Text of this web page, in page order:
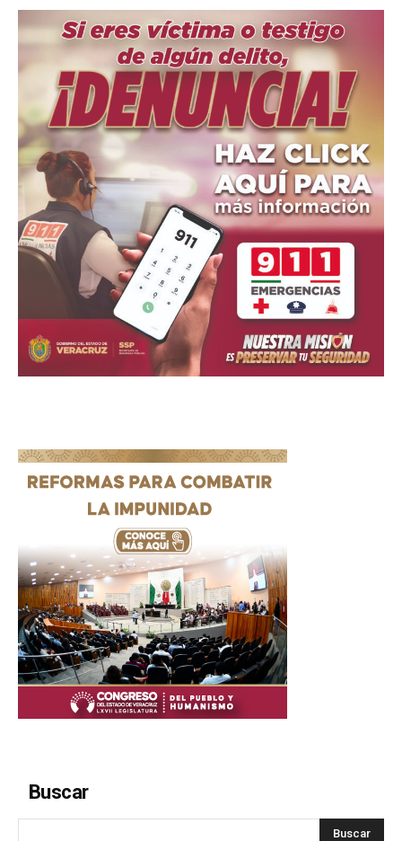
Buscar